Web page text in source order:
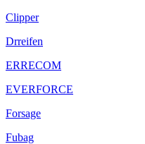
Clipper
Drreifen
ERRECOM
EVERFORCE
Forsage
Fubag